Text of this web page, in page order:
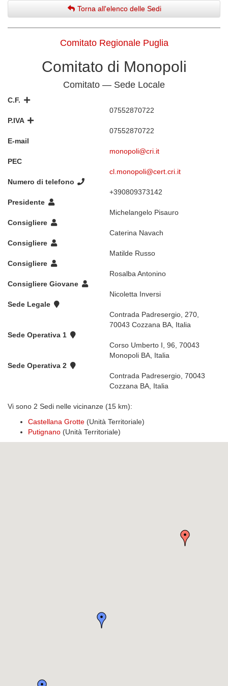
Torna all'elenco delle Sedi
Comitato Regionale Puglia
Comitato di Monopoli
Comitato — Sede Locale
C.F.
07552870722
P.IVA
07552870722
E-mail
monopoli@cri.it
PEC
cl.monopoli@cert.cri.it
Numero di telefono
+390809373142
Presidente
Michelangelo Pisauro
Consigliere
Caterina Navach
Consigliere
Matilde Russo
Consigliere
Rosalba Antonino
Consigliere Giovane
Nicoletta Inversi
Sede Legale
Contrada Padresergio, 270,
70043 Cozzana BA, Italia
Sede Operativa 1
Corso Umberto I, 96, 70043
Monopoli BA, Italia
Sede Operativa 2
Contrada Padresergio, 70043
Cozzana BA, Italia
Vi sono 2 Sedi nelle vicinanze (15 km):
Castellana Grotte (Unità Territoriale)
Putignano (Unità Territoriale)